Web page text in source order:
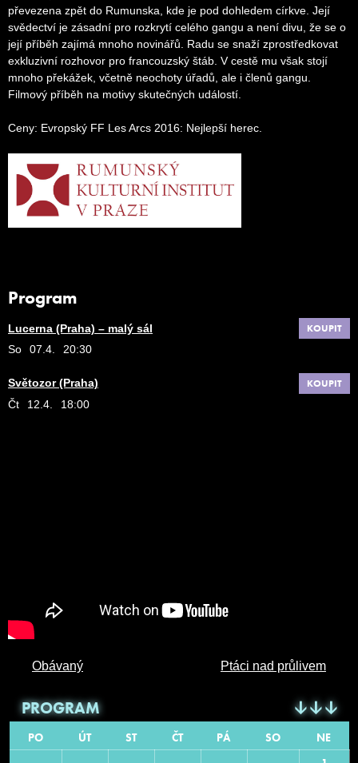
převezena zpět do Rumunska, kde je pod dohledem církve. Její
svědectví je zásadní pro rozkrytí celého gangu a není divu, že se o
její příběh zajímá mnoho novinářů. Radu se snaží zprostředkovat
exkluzivní rozhovor pro francouzský štáb. V cestě mu však stojí
mnoho překážek, včetně neochoty úřadů, ale i členů gangu.
Filmový příběh na motivy skutečných událostí.
Ceny: Evropský FF Les Arcs 2016: Nejlepší herec.
Program
Lucerna (Praha) – malý sál
KOUPIT
So
07.4. 20:30
Světozor (Praha)
KOUPIT
Čt
12.4. 18:00
Obávaný Ptáci nad průlivem
PROGRAM
PO ÚT ST ČT PÁ SO
NE